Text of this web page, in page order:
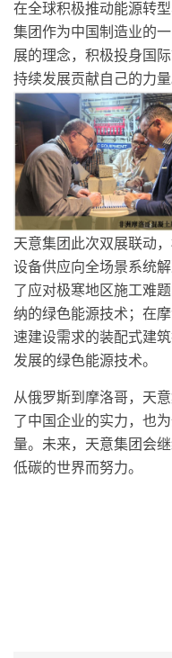
在全球积极推动能源转
集团作为中国制造业的
展的理念，积极投身国
持续发展贡献自己的力量
天意集团此次双展联动
设备供应向全场景系统
了应对极寒地区施工难
纳的绿色能源技术；在
速建设需求的装配式建
发展的绿色能源技术。
从俄罗斯到摩洛哥，天
了中国企业的实力，也
量。未来，天意集团会
低碳的世界而努力。